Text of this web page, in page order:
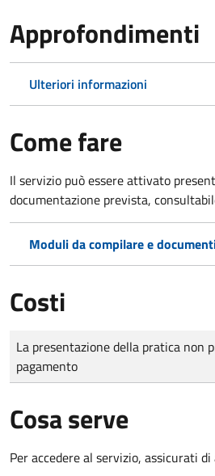
Approfondimenti
Ulteriori informazioni
Come fare
Il servizio può essere attivato
documentazione prevista,
Moduli da compilare e
Costi
Tipo di pagamento
Importo
La presentazione della pratica non
pagamento
Cosa serve
Per accedere al servizio, assicurati di